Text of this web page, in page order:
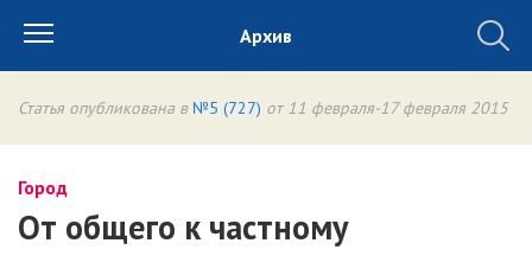
Архив
Статья опубликована в №5 (727) от 11 февраля-17 февраля 2015
Город
От общего к частному